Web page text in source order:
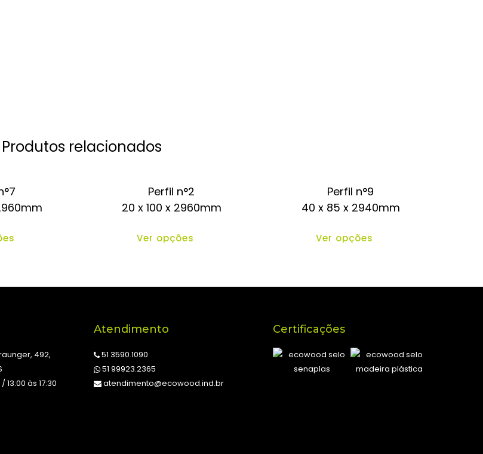
Produtos relacionados
Perfil n°2
20 x 100 x 2960mm
Ver opções
Perfil n°9
40 x 85 x 2940mm
Ver opções
492,
13:00 às 17:30
Atendimento
51 3590.1090
51 99923.2365
atendimento@ecowood.ind.br
Certificações